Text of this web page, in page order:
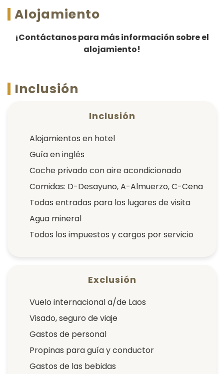
Alojamiento
¡Contáctanos para más información sobre el
alojamiento!
Inclusión
Inclusión
Alojamientos en hotel
Guía en inglés
Coche privado con aire acondicionado
Comidas: D-Desayuno, A-Almuerzo, C-Cena
Todas entradas para los lugares de visita
Agua mineral
Todos los impuestos y cargos por servicio
Exclusión
Vuelo internacional a/de Laos
Visado, seguro de viaje
Gastos de personal
Propinas para guía y conductor
Gastos de las bebidas